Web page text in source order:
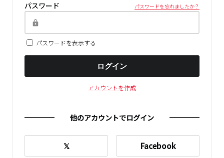
パスワード パスワードを忘れましたか？
パスワードを表示する
ログイン
アカウントを作成
他のアカウントでログイン
𝕏 Facebook